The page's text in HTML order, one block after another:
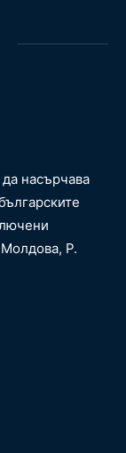
насърчава
Р.